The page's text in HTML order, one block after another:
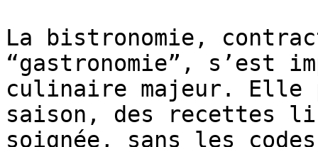
La bistronomie,
“gastronomie”, s’est
culinaire majeur. Elle
saison, des recettes
soignée, sans les